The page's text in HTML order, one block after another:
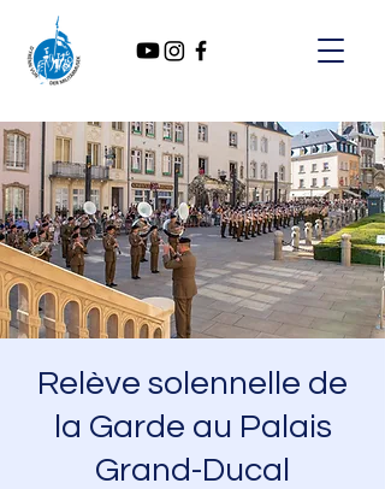
Relève solennelle de
la Garde au Palais
Grand-Ducal